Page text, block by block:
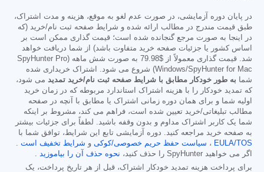
در پایان دوره آزمایشی، در صورت عدم لغو به موقع، هزینه و مدت اشتراک،
طبق قیمت مندرج در مطالب ارائه شده و شرایط صفحه ثبت نام/خرید (که
در اینجا به صورت مرجع گنجانده شده است؛ قیمت گذاری ممکن است بر
اساس کشور یا جزئیات صفحه خرید متفاوت باشد) از شما دریافت خواهد
شد. قیمت گذاری معمولاً از $79.98
به صورت شش ماهه (SpyHunter Pro
Windows/SpyHunter for Mac) شروع می شود. اشتراک خریداری شده
شما به طور خودکار مطابق با شرایط صفحه ثبت نام/خرید تمدید می شود،
که تمدید خودکار را با هزینه اشتراک استاندارد مربوطه که در زمان خرید
اولیه شما و برای همان دوره زمانی اشتراک یا مطابق با آنچه در صفحه
مطالب تبلیغاتی/خرید تعیین شده است، فراهم می کند، مشروط بر اینکه
شما یک کاربر اشتراک مداوم و بدون وقفه باشید. لطفاً برای جزئیات بیشتر
به صفحه خرید مراجعه کنید. دوره آزمایشی تابع این شرایط، توافق شما با
EULA/TOS ، سیاست حفظ حریم خصوصی/کوکی و شرایط تخفیف است .
اگر می خواهید SpyHunter را حذف کنید،
نحوه حذف آن را بیاموزید .
برای پرداخت هزینه تمدید خودکار اشتراک، قبل از هر تاریخ پرداخت، یک